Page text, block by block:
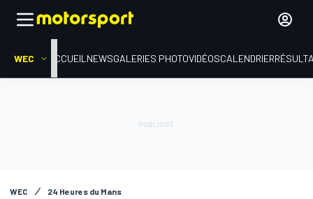
WEC ACCUEIL NEWSGALERIES PHOTOVIDÉOSCALENDRIER
WEC 24 Heures du Mans